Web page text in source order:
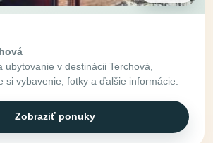
ubytovanie v destinácii Terchová,
si vybavenie, fotky a ďalšie informácie.
Zobraziť ponuky